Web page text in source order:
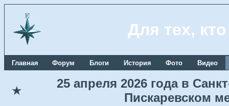
Для тех,
Главная Форум Блоги История Фото Видео
★
25 апреля 2026 года в
Пискаревском